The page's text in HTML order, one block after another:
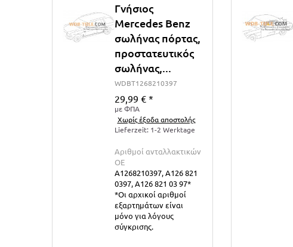
Γνήσιος
Mercedes Benz
σωλήνας πόρτας,
προστατευτικός
σωλήνας,...
WDBT1268210397
29,99 € *
με ΦΠΑ
Χωρίς έξοδα αποστολής
Lieferzeit: 1-2 Werktage
Αριθμοί ανταλλακτικών
ΟΕ
A1268210397, A126 821
0397, A126 821 03 97*
*Οι αρχικοί αριθμοί
εξαρτημάτων είναι
μόνο για λόγους
σύγκρισης.